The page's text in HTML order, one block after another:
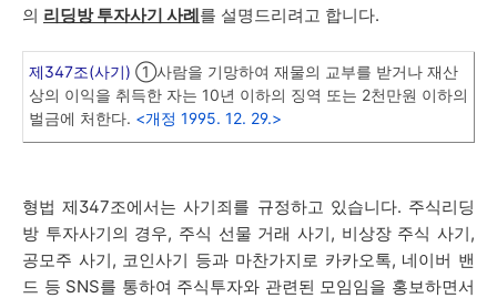
의 리딩방 투자사기 사례를 설명드리려고 합니다.
제347조(사기) ①사람을 기망하여 재물의 교부를 받거나 재산
상의 이익을 취득한 자는 10년 이하의 징역 또는 2천만원 이하의
벌금에 처한다. <개정 1995. 12. 29.>
형법 제347조에서는 사기죄를 규정하고 있습니다. 주식리딩
방 투자사기의 경우, 주식 선물 거래 사기, 비상장 주식 사기,
공모주 사기, 코인사기 등과 마찬가지로 카카오톡, 네이버 밴
드 등 SNS를 통하여 주식투자와 관련된 모임임을 홍보하면서